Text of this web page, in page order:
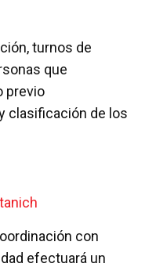
turnos de
que
previo
clasificación de los
con
efectuará un